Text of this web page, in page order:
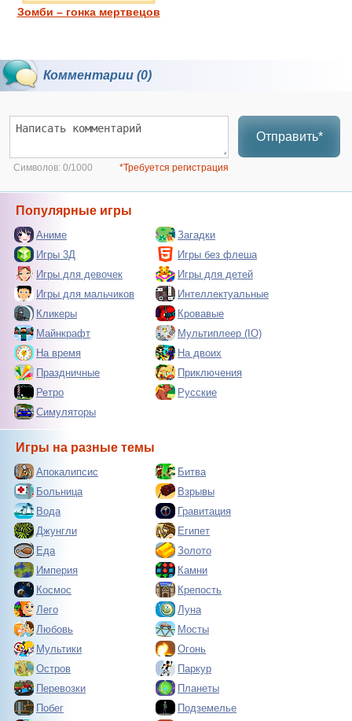
Зомби – гонка мертвецов
Комментарии (0)
Отправить*
Символов: 0/1000 *Требуется регистрация
Популярные игры
Аниме
Загадки
Игры 3Д
Игры без флеша
Игры для девочек
Игры для детей
Игры для мальчиков
Интеллектуальные
Кликеры
Кровавые
Майнкрафт
Мультиплеер (IO)
На время
На двоих
Праздничные
Приключения
Ретро
Русские
Симуляторы
Игры на разные темы
Апокалипсис
Битва
Больница
Взрывы
Вода
Гравитация
Джунгли
Египет
Еда
Золото
Империя
Камни
Космос
Крепость
Лего
Луна
Любовь
Мосты
Мультики
Огонь
Остров
Паркур
Перевозки
Планеты
Побег
Подземелье